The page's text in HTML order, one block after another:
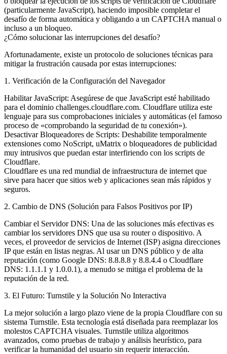
(particularmente JavaScript), haciendo imposible completar el
desafío de forma automática y obligando a un CAPTCHA manual o
incluso a un bloqueo.
¿Cómo solucionar las interrupciones del desafío?
Afortunadamente, existe un protocolo de soluciones técnicas para
mitigar la frustración causada por estas interrupciones:
1. Verificación de la Configuración del Navegador
Habilitar JavaScript: Asegúrese de que JavaScript esté habilitado
para el dominio challenges.cloudflare.com. Cloudflare utiliza este
lenguaje para sus comprobaciones iniciales y automáticas (el famoso
proceso de «comprobando la seguridad de tu conexión»).
Desactivar Bloqueadores de Scripts: Deshabilite temporalmente
extensiones como NoScript, uMatrix o bloqueadores de publicidad
muy intrusivos que puedan estar interfiriendo con los scripts de
Cloudflare.
Cloudflare es una red mundial de infraestructura de internet que
sirve para hacer que sitios web y aplicaciones sean más rápidos y
seguros.
2. Cambio de DNS (Solución para Falsos Positivos por IP)
Cambiar el Servidor DNS: Una de las soluciones más efectivas es
cambiar los servidores DNS que usa su router o dispositivo. A
veces, el proveedor de servicios de Internet (ISP) asigna direcciones
IP que están en listas negras. Al usar un DNS público y de alta
reputación (como Google DNS: 8.8.8.8 y 8.8.4.4 o Cloudflare
DNS: 1.1.1.1 y 1.0.0.1), a menudo se mitiga el problema de la
reputación de la red.
3. El Futuro: Turnstile y la Solución No Interactiva
La mejor solución a largo plazo viene de la propia Cloudflare con su
sistema Turnstile. Esta tecnología está diseñada para reemplazar los
molestos CAPTCHA visuales. Turnstile utiliza algoritmos
avanzados, como pruebas de trabajo y análisis heurístico, para
verificar la humanidad del usuario sin requerir interacción.